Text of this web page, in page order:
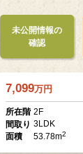
未公開情報の
確認
7,099万円
所在階 2F
間取り 3LDK
面積
53.78m2